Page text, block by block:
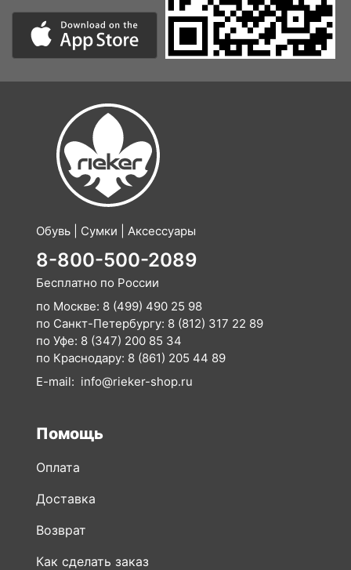
Обувь | Сумки | Аксессуары
8-800-500-2089
Бесплатно по России
по Москве: 8 (499) 490 25 98
по Санкт-Петербургу: 8 (812) 317 22 89
по Уфе: 8 (347) 200 85 34
по Краснодару: 8 (861) 205 44 89
E-mail: info@rieker-shop.ru
Помощь
Оплата
Доставка
Возврат
Как сделать заказ